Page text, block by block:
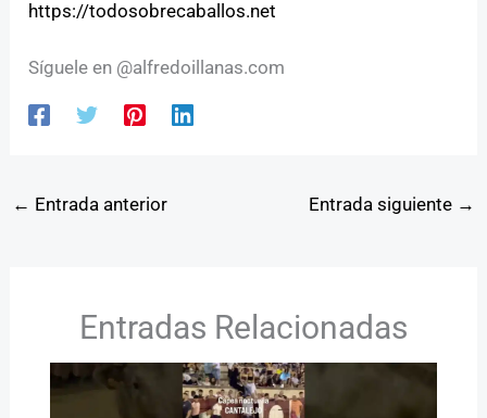
https://todosobrecaballos.net
Síguele en @alfredoillanas.com
← Entrada anterior Entrada siguiente →
Entradas Relacionadas